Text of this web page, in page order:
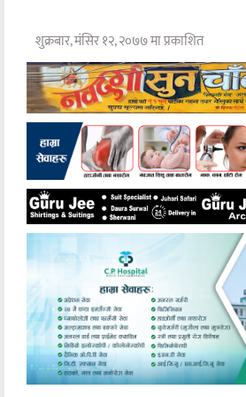
शुक्रबार, मंसिर १२, २०७७ मा प्रकाशित